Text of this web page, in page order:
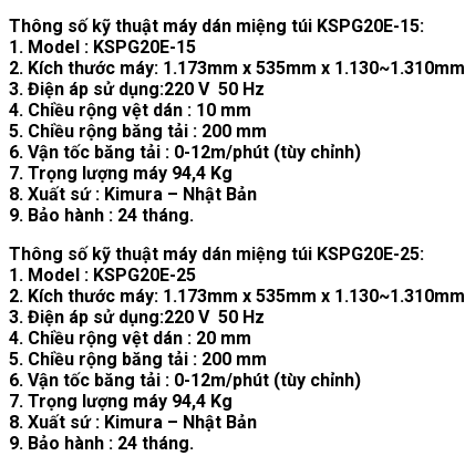
Thông số kỹ thuật máy dán miệng túi KSPG20E-15:
1. Model : KSPG20E-15
2. Kích thước máy: 1.173mm x 535mm x 1.130~1.310mm
3. Điện áp sử dụng:220 V 50 Hz
4. Chiều rộng vệt dán : 10 mm
5. Chiều rộng băng tải : 200 mm
6. Vận tốc băng tải : 0-12m/phút (tùy chỉnh)
7. Trọng lượng máy 94,4 Kg
8. Xuất sứ : Kimura – Nhật Bản
9. Bảo hành : 24 tháng.
Thông số kỹ thuật máy dán miệng túi KSPG20E-25:
1. Model : KSPG20E-25
2. Kích thước máy: 1.173mm x 535mm x 1.130~1.310mm
3. Điện áp sử dụng:220 V 50 Hz
4. Chiều rộng vệt dán : 20 mm
5. Chiều rộng băng tải : 200 mm
6. Vận tốc băng tải : 0-12m/phút (tùy chỉnh)
7. Trọng lượng máy 94,4 Kg
8. Xuất sứ : Kimura – Nhật Bản
9. Bảo hành : 24 tháng.